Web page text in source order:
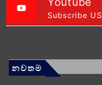
Subscribe US
නවතම